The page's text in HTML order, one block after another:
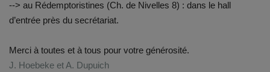
--> au Rédemptoristines (Ch. de Nivelles 8) : dans le hall
d’entrée près du secrétariat.
Merci à toutes et à tous pour votre générosité.
J. Hoebeke et A. Dupuich